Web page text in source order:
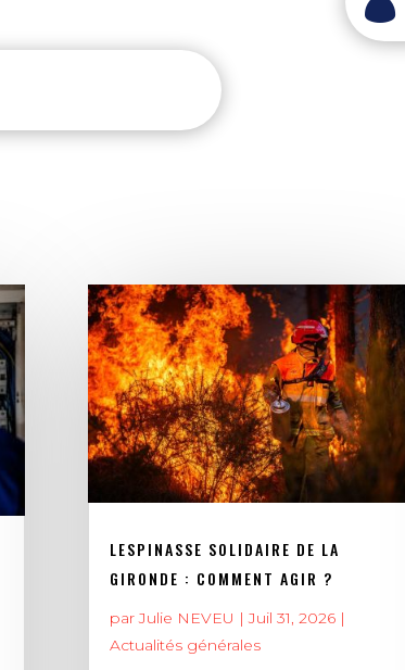
LESPINASSE SOLIDAIRE DE LA
GIRONDE : COMMENT AGIR ?
parJulie NEVEU |Juil 31, 2026|
Actualités générales